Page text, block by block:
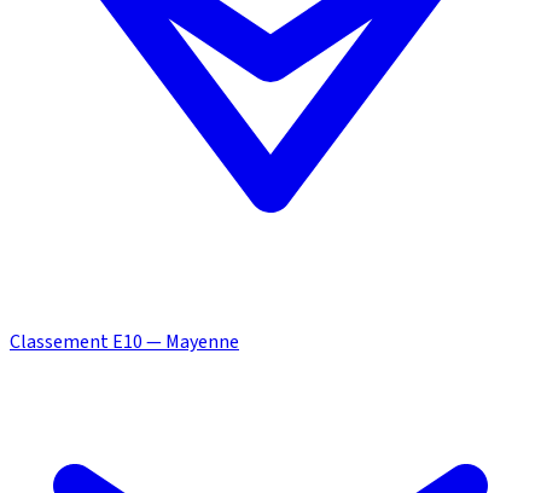
Classement E10 — Mayenne